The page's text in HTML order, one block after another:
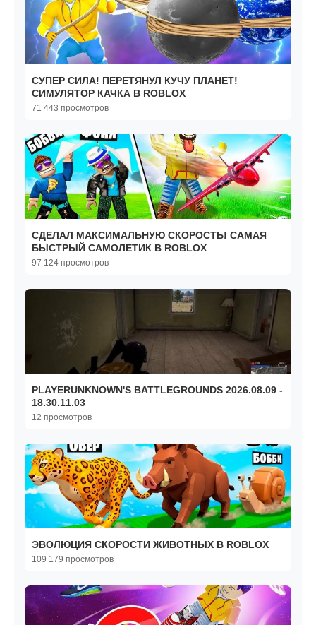
СУПЕР СИЛА! ПЕРЕТЯНУЛ КУЧУ ПЛАНЕТ!
СИМУЛЯТОР КАЧКА В ROBLOX
71 443 просмотров
СДЕЛАЛ МАКСИМАЛЬНУЮ СКОРОСТЬ! САМАЯ
БЫСТРЫЙ САМОЛЕТИК В ROBLOX
97 124 просмотров
PLAYERUNKNOWN'S BATTLEGROUNDS 2026.08.09 -
18.30.11.03
12 просмотров
ЭВОЛЮЦИЯ СКОРОСТИ ЖИВОТНЫХ В ROBLOX
109 179 просмотров